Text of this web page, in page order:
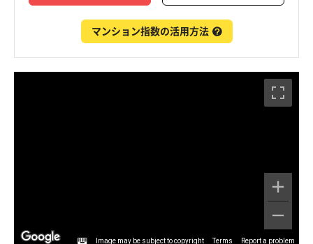
マンション指数の活用方法
Image may be subject to copyright Terms Report a problem